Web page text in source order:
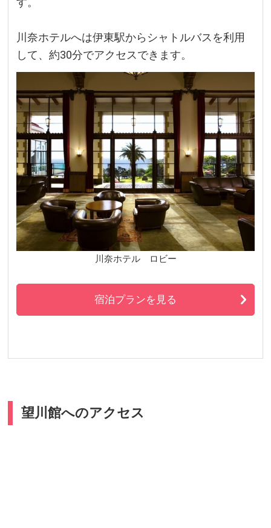
川奈ホテルへは伊東駅からシャトルバスを利用
して、約30分でアクセスできます。
川奈ホテル ロビー
宿泊プランを見る
望川館へのアクセス